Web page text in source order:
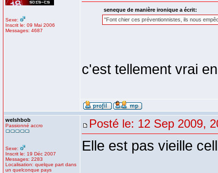
Sexe:
Inscrit le: 09 Mai 2006
Messages: 4687
seneque de manière ironique a écrit:
"Font chier ces préventionnistes, ils nous
c'est tellement vrai
welshbob
Passionné accro
Sexe:
Inscrit le: 19 Déc 2007
Messages: 2283
Localisation: quelque part dans
un quelconque pays
Posté le: 12 Sep 2009,
Elle est pas vieille